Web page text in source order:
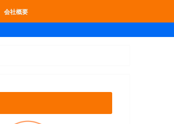
会社概要